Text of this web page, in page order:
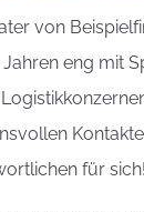
von
eng mit
für sich!